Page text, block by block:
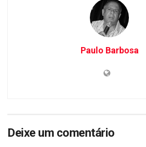
Paulo Barbosa
Deixe um comentário